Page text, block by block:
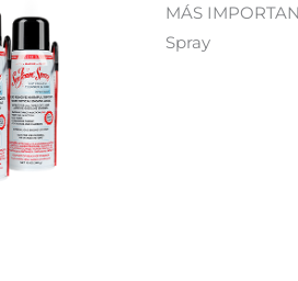
MÁS
Spray